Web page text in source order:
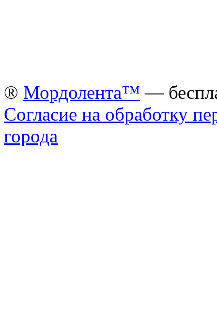
® Мордолента™ —
Согласие на обработку
города